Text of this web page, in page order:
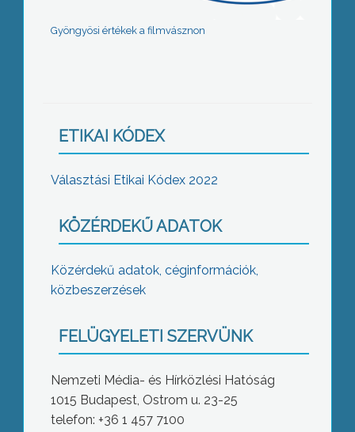
Gyöngyösi értékek a filmvásznon
ETIKAI KÓDEX
Választási Etikai Kódex 2022
KÖZÉRDEKŰ ADATOK
Közérdekű adatok, céginformációk,
közbeszerzések
FELÜGYELETI SZERVÜNK
Nemzeti Média- és Hírközlési Hatóság
1015 Budapest, Ostrom u. 23-25
telefon: +36 1 457 7100